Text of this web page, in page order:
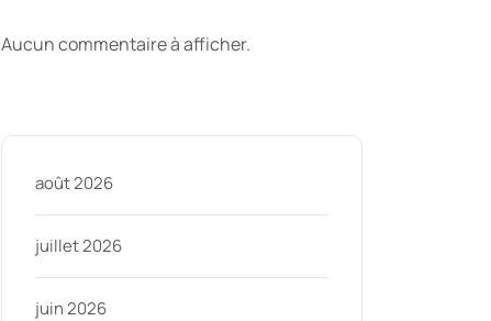
Aucun commentaire à afficher.
août 2026
juillet 2026
juin 2026